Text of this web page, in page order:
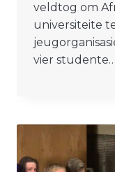
veldtog om
universiteite
vier studente…